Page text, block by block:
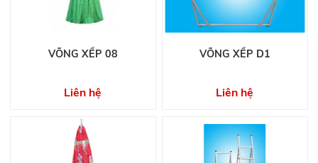
VÕNG XẾP 08
Liên hệ
VÕNG XẾP D1
Liên hệ